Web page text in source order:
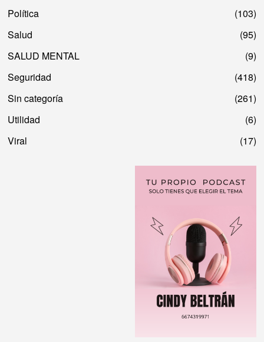
Política
103
Salud
95
SALUD MENTAL
9
Seguridad
418
Sin categoría
261
Utilidad
6
Viral
17